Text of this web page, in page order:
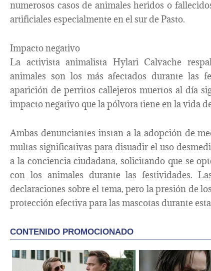
numerosos casos de animales heridos o
artificiales especialmente en el sur de Pasto.
Impacto negativo
La activista animalista Hylari Calvache
animales son los más afectados durante las
aparición de perritos callejeros muertos al día
impacto negativo que la pólvora tiene en la vida
Ambas denunciantes instan a la adopción de
multas significativas para disuadir el uso
a la conciencia ciudadana, solicitando que se
con los animales durante las festividades.
declaraciones sobre el tema, pero la presión de
protección efectiva para las mascotas durante